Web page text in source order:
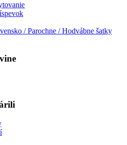
/ Parochne / Hodvábne šatky